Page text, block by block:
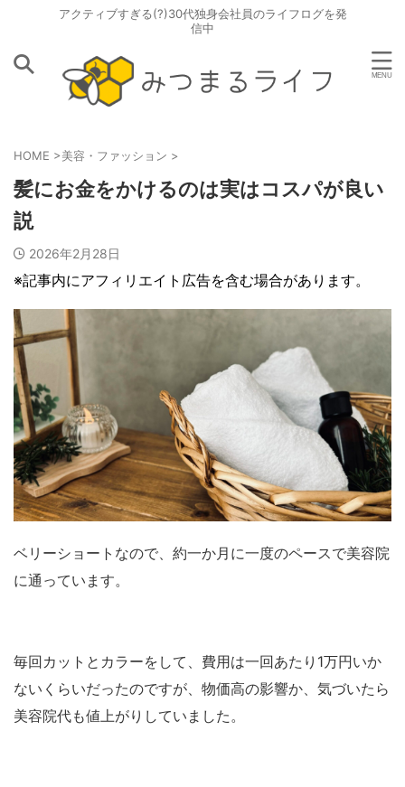
アクティブすぎる(?)30代独身会社員のライフログを発
信中
HOME >美容・ファッション >
髪にお金をかけるのは実はコスパが良い
説
2026年2月28日
※記事内にアフィリエイト広告を含む場合があります。
ベリーショートなので、約一か月に一度のペースで美容院
に通っています。
毎回カットとカラーをして、費用は一回あたり1万円いか
ないくらいだったのですが、物価高の影響か、気づいたら
美容院代も値上がりしていました。